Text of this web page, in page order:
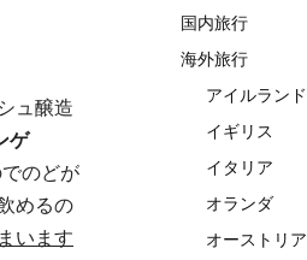
ュ醸造
ゲ
のどが
めるの
います
国内旅行
海外旅行
アイルランド
イギリス
イタリア
オランダ
オーストリア